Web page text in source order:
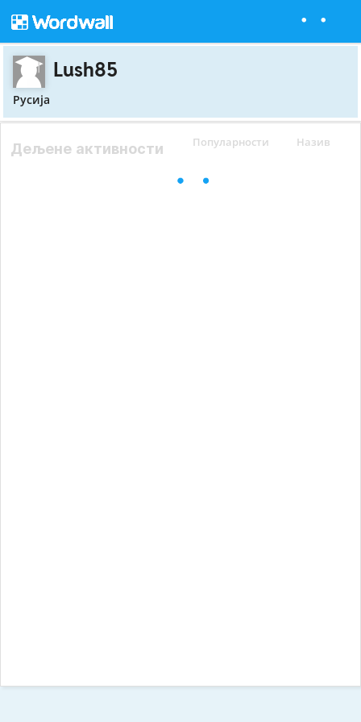
Lush85
Русија
Популарности Назив
Дељене активности